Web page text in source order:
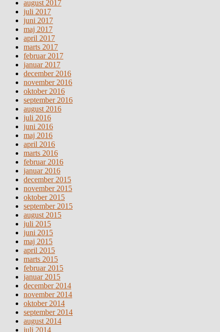
august 2017
juli 2017
juni 2017
maj 2017
april 2017
marts 2017
februar 2017
januar 2017
december 2016
november 2016
oktober 2016
september 2016
august 2016
juli 2016
juni 2016
maj 2016
april 2016
marts 2016
februar 2016
januar 2016
december 2015
november 2015
oktober 2015
september 2015
august 2015
juli 2015
juni 2015
maj 2015
april 2015
marts 2015
februar 2015
januar 2015
december 2014
november 2014
oktober 2014
september 2014
august 2014
juli 2014